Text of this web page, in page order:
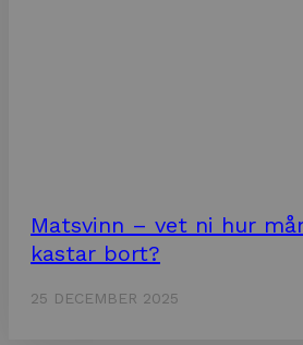
Matsvinn – vet ni hur
kastar bort?
25 DECEMBER 2025